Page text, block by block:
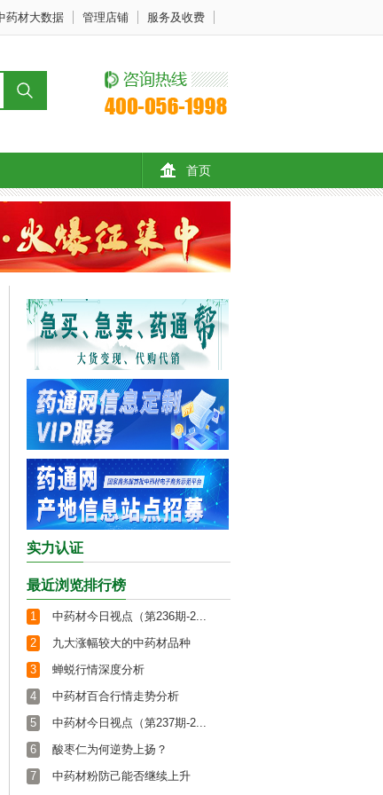
药材大数据 管理店铺 服务及收费
首页
实力认证
最近浏览排行榜
1
中药材今日视点（第236期-2...
2
九大涨幅较大的中药材品种
3
蝉蜕行情深度分析
4
中药材百合行情走势分析
5
中药材今日视点（第237期-2...
6
酸枣仁为何逆势上扬？
7
中药材粉防己能否继续上升